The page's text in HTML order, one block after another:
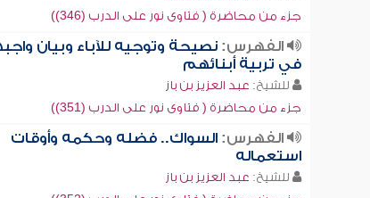
جزء من محاضرة ( فتاوى نور على الدرب (346))
الفهرس:نصيحة وتوجيه للآباء وبيان
في تربية أبنائهم
للشيخ: عبد العزيز بن باز
جزء من محاضرة ( فتاوى نور على الدرب (351))
الفهرس:السواك.. فضله وحكمه وأوقات
استعماله
للشيخ: عبد العزيز بن باز